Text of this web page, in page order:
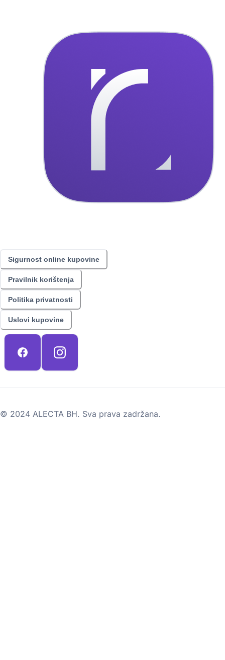
Sigurnost online kupovine
Pravilnik korištenja
Politika privatnosti
Uslovi kupovine
© 2024 ALECTA BH. Sva prava zadržana.